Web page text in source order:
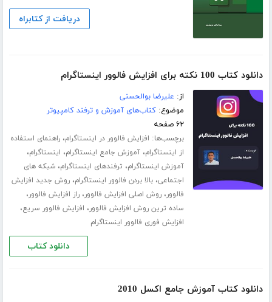
دریافت از کتابراه
دانلود کتاب 100 نکته برای افزایش فالوور اینستاگرام
از: علیرضا بوالحسنی
موضوع:کتاب‌های آموزش و ترفند کامپیوتر
۶۲ صفحه
برچسب‌ها: افزایش فالوور در اینستاگرام،راهنمای استفاده
از اینستاگرام،آموزش جامع اینستاگرام، اینستاگرام،
آموزش اینستاگرام، ترفندهای اینستاگرام،شبکه های
اجتماعی،بالا بردن فالوور اینستاگرام،روش جدید افزایش
فالوور،روش اصلی افزایش فالوور،راز افزایش فالوور،
ساده ترین روش افزایش فالوور، افزایش فالوور سریع،
افزایش فوری فالوور اینستاگرام
دانلود کتاب
دانلود کتاب آموزش جامع اکسل 2010